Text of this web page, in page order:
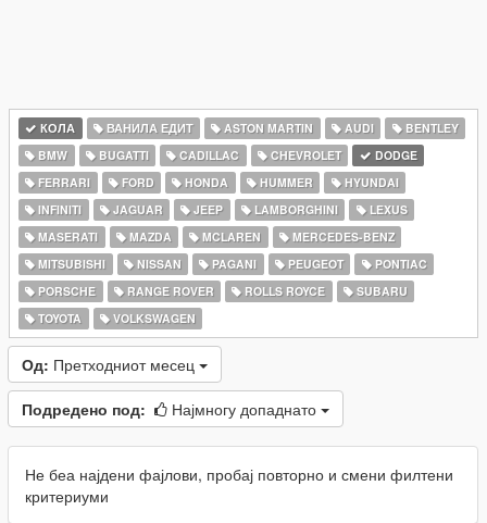
КОЛА ВАНИЛА ЕДИТ ASTON MARTIN AUDI
BENTLEY
BMW
BUGATTI CADILLAC CHEVROLET
DODGE
FERRARI
FORD HONDA HUMMER
HYUNDAI
INFINITI
JAGUAR JEEP LAMBORGHINI
LEXUS
MASERATI
MAZDA MCLAREN
MERCEDES-BENZ
MITSUBISHI
NISSAN PAGANI PEUGEOT
PONTIAC
PORSCHE
RANGE ROVER ROLLS ROYCE
SUBARU
TOYOTA
VOLKSWAGEN
Од: Претходниот месец
Подредено под: Најмногу допаднато
Не беа најдени фајлови, пробај повторно и смени филтени
критериуми